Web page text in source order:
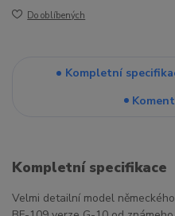
Do oblíbených
Kompletní
Kompletní specifikace
Velmi detailní model